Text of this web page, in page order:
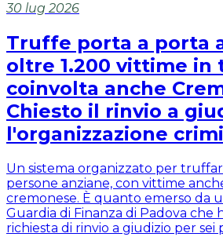
30 lug 2026
Truffe porta a porta
oltre 1.200 vittime in
coinvolta anche
Chiesto il rinvio a
l'organizzazione
Un sistema organizzato per
persone anziane, con vittime
cremonese. È quanto emerso da
Guardia di Finanza di Padova che
richiesta di rinvio a giudizio per sei